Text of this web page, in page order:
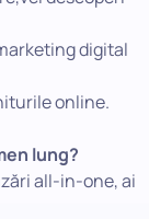
digital
online.
lung?
all-in-one, ai